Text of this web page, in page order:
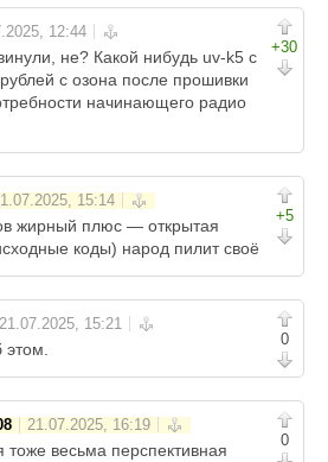
+30
не? Какой нибудь uv-k5 с
с озона после прошивки
начинающего радио
+5
жирный плюс — открытая
коды) народ пилит своё
0
этом.
0
тоже весьма перспективная